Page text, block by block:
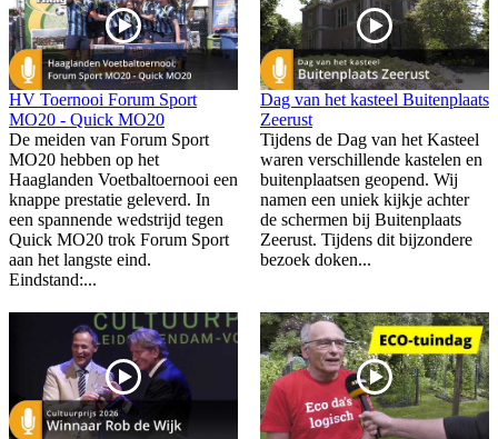
HV Toernooi Forum Sport
MO20 - Quick MO20
De meiden van Forum Sport
MO20 hebben op het
Haaglanden Voetbaltoernooi een
knappe prestatie geleverd. In
een spannende wedstrijd tegen
Quick MO20 trok Forum Sport
aan het langste eind.
Eindstand:...
Dag van het kasteel Buitenplaats
Zeerust
Tijdens de Dag van het Kasteel
waren verschillende kastelen en
buitenplaatsen geopend. Wij
namen een uniek kijkje achter
de schermen bij Buitenplaats
Zeerust. Tijdens dit bijzondere
bezoek doken...